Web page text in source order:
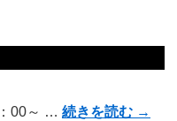
00～ … 続きを読む →